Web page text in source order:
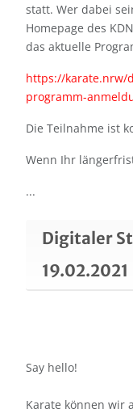
statt. Wer dabei
Homepage des
das aktuelle
https://karate.nrw/
programm-
Die Teilnahme ist
Wenn Ihr
...
Digitaler
19.02.2021
Say hello!
Karate können wir